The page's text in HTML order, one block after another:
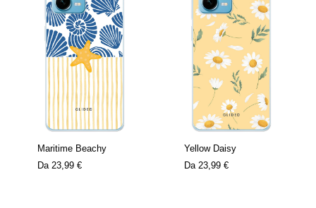
Maritime Beachy
Da 23,99 €
Yellow Daisy
Da 23,99 €